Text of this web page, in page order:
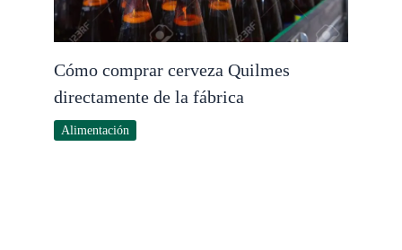
Cómo comprar cerveza Quilmes
directamente de la fábrica
Alimentación